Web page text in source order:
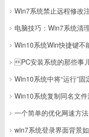
Win7系统禁止远程修改
电脑技巧：Win7系统清
Win10系统Win快捷键不
PC安装系统的那些事
Win10系统中将“运行”
Win10系统复制同名文
一个简单的优化网速方
win7系统登录界面背景